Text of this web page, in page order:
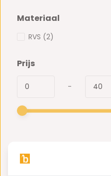
Materiaal
RVS (2)
Prijs
-